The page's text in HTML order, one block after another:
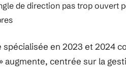
de direction pas trop ouvert
en 2023 et 2024
augmente, centrée sur la